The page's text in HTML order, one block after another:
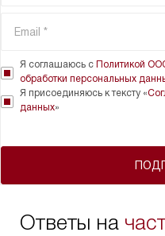
Я соглашаюсь с Политикой
обработки персональных
Я присоединяюсь к тексту «
данных»
Ответы на